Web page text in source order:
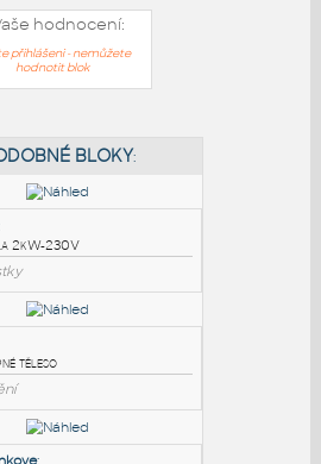
hodnocení:
přihlášeni - nemůžete
hodnotit blok
:
2kW-230V